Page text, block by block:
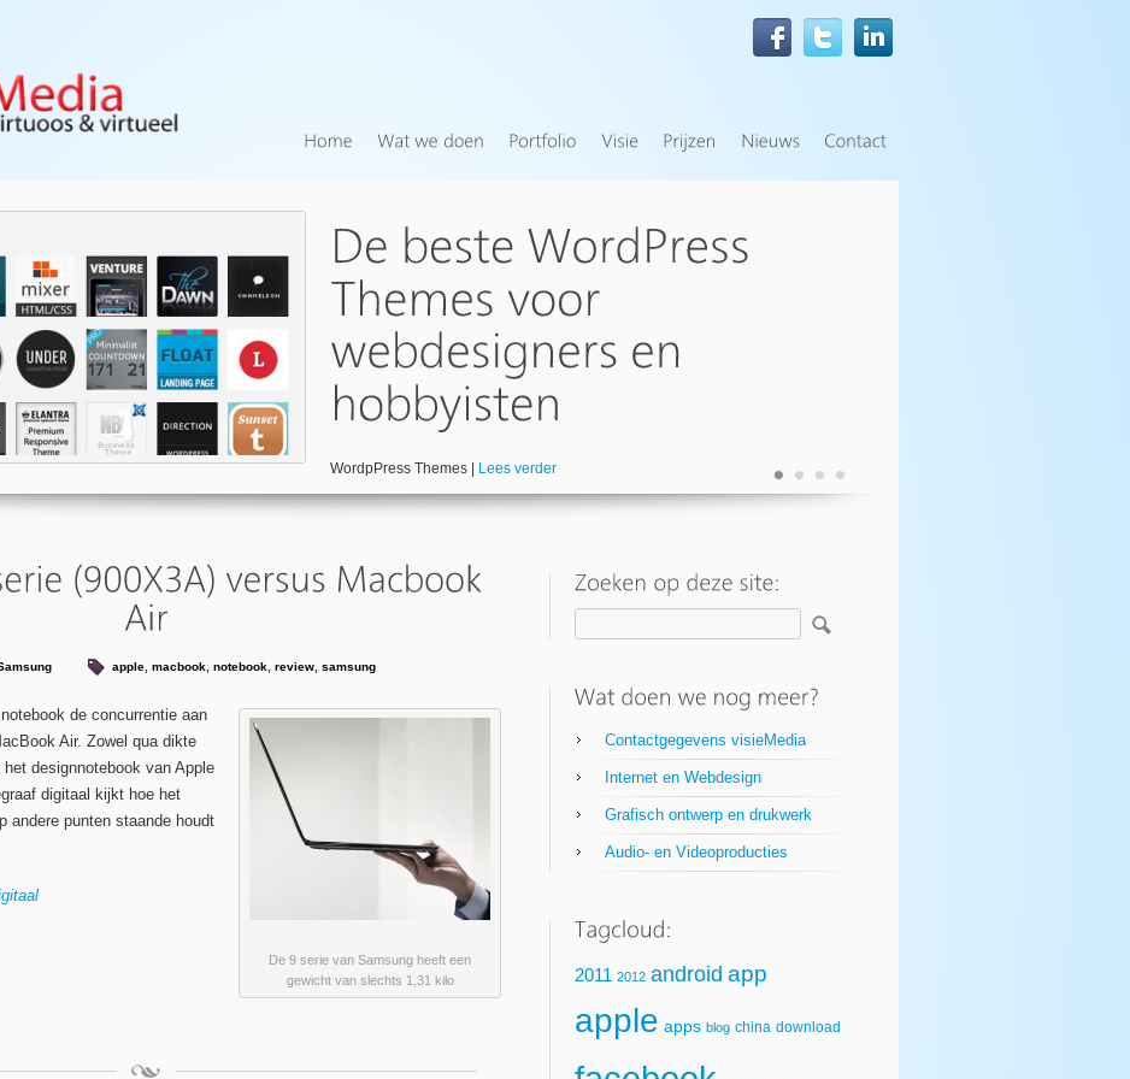
WordpPress Themes | Lees verder • • • •
apple macbook notebook review samsung
De 9 serie van Samsung heeft een
gewicht van slechts 1,31 kilo
de concurrentie aan
Air. Zowel qua dikte
designnotebook van Apple
digitaal kijkt hoe het
andere punten staande houdt
Contactgegevens visieMedia
Internet en Webdesign
Grafisch ontwerp en drukwerk
Audio- en Videoproducties
2011 2012 android app
apple apps blog china download